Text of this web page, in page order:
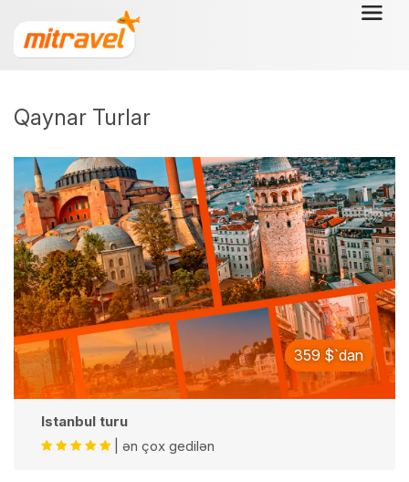
Qaynar Turlar
359 $`dan
Istanbul turu
| ən çox gedilən